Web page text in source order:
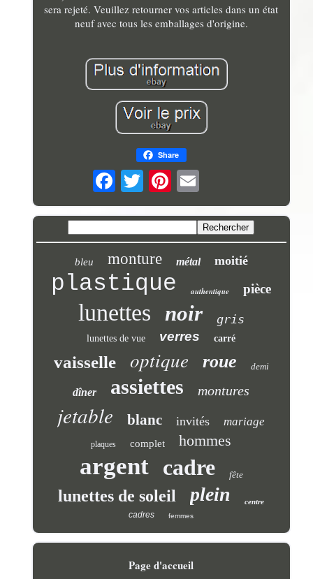
sera rejeté. Veuillez retourner vos articles dans un état
neuf avec tous les emballages d'origine.
Share
bleu monture métal moitié
plastique authentique pièce
lunettes noir gris
lunettes de vue verres carré
vaisselle optique roue demi
dîner assiettes montures
jetable blanc invités mariage
plaques complet hommes
argent cadre fête
lunettes de soleil plein centre
cadres femmes
Page d'accueil